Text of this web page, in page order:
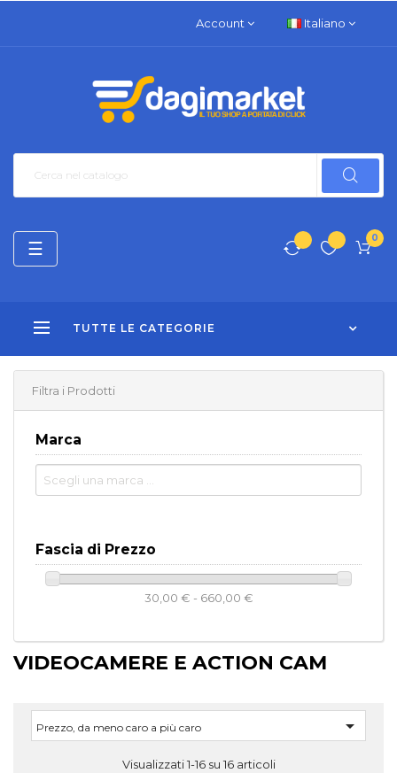
Account Italiano
0
TUTTE LE CATEGORIE
navigazione
Toggle
☰
Filtra i Prodotti
Marca
Fascia di Prezzo
30,00 € - 660,00 €
VIDEOCAMERE E ACTION CAM
Prezzo, da meno caro a più caro 
Visualizzati 1-16 su 16 articoli